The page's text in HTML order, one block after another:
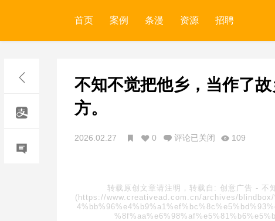
首页 案例 条漫 资源 招聘
不知不觉把他乡，当作了
方。
2026.02.27 0 评论已关闭 109
转载原创文章请注明，转载自: 创意广告 - 不
(https://www.creativead.com.cn/archives/blindbox/